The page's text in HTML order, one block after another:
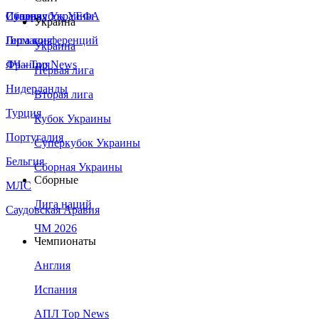
Сборная Украины
Италия
Германия
Франция
Нидерланды
Турция
Португалия
Бельгия
МЛС
Саудовская Аравия
Суперкубок УЕФА
Лига конференций
ЛЧ - Top News
Украина
Украина
Первая лига
Вторая лига
Кубок Украины
Суперкубок Украины
Сборная Украины
Сборные
Лига наций
ЧМ 2026
Чемпионаты
Англия
Испания
АПЛ Top News